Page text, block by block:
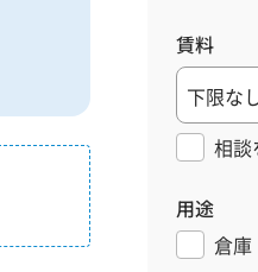
賃料
相談
用途
倉庫